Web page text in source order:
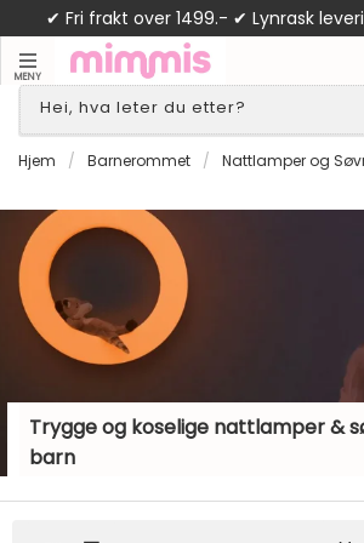
✔ Fri frakt over 1499.- ✔ Lynrask
MENY
Hjem / Barnerommet / Nattlamper og
Trygge og koselige nattlamper &
barn
lys, til smarte søvntrenere med klokke og